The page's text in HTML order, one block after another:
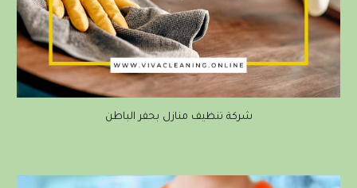
شركة تنظيف منازل بحفر الباطن